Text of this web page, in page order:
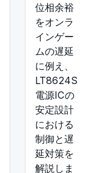
位相余裕
をオンラ
インゲー
ムの遅延
に例え、
LT8624S
電源ICの
安定設計
における
制御と遅
延対策を
解説しま